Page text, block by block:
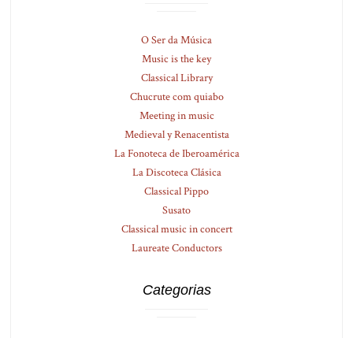
O Ser da Música
Music is the key
Classical Library
Chucrute com quiabo
Meeting in music
Medieval y Renacentista
La Fonoteca de Iberoamérica
La Discoteca Clásica
Classical Pippo
Susato
Classical music in concert
Laureate Conductors
Categorias